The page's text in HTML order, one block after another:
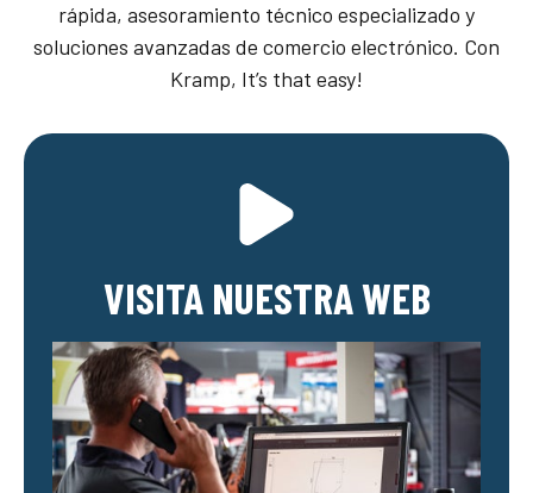
rápida, asesoramiento técnico especializado y
soluciones avanzadas de comercio electrónico. Con
Kramp, It’s that easy!
VISITA NUESTRA WEB